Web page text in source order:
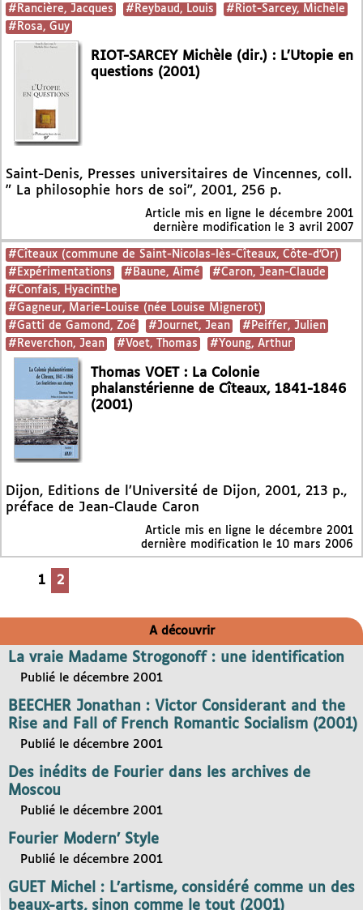
#Rancière, Jacques
#Reybaud, Louis
#Riot-Sarcey, Michèle
#Rosa, Guy
RIOT-SARCEY Michèle (dir.) : L’Utopie en
questions (2001)
Saint-Denis, Presses universitaires de Vincennes, coll.
" La philosophie hors de soi", 2001, 256 p.
Article mis en ligne le décembre 2001
dernière modification le 3 avril 2007
#Cîteaux (commune de Saint-Nicolas-lès-Cîteaux, Côte-d’Or)
#Expérimentations
#Baune, Aimé
#Caron, Jean-Claude
#Confais, Hyacinthe
#Gagneur, Marie-Louise (née Louise Mignerot)
#Gatti de Gamond, Zoé
#Journet, Jean
#Peiffer, Julien
#Reverchon, Jean
#Voet, Thomas #Young, Arthur
Thomas VOET : La Colonie
phalanstérienne de Cîteaux, 1841-1846
(2001)
Dijon, Editions de l’Université de Dijon, 2001, 213 p.,
préface de Jean-Claude Caron
Article mis en ligne le décembre 2001
dernière modification le 10 mars 2006
1 2
A découvrir
La vraie Madame Strogonoff : une identification
Publié le décembre 2001
BEECHER Jonathan : Victor Considerant and the
Rise and Fall of French Romantic Socialism (2001)
Publié le décembre 2001
Des inédits de Fourier dans les archives de
Moscou
Publié le décembre 2001
Fourier Modern’ Style
Publié le décembre 2001
GUET Michel : L’artisme, considéré comme un des
beaux-arts, sinon comme le tout (2001)